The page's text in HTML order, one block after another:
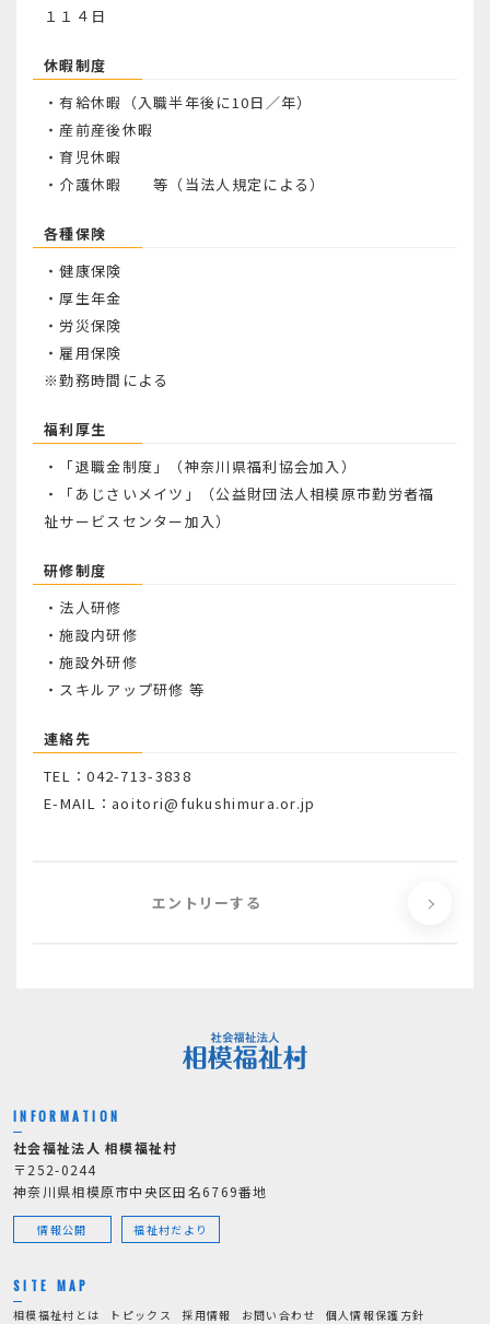
１１４日
休暇制度
・有給休暇（入職半年後に10日／年）
・産前産後休暇
・育児休暇
・介護休暇 等（当法人規定による）
各種保険
・健康保険
・厚生年金
・労災保険
・雇用保険
※勤務時間による
福利厚生
・「退職金制度」（神奈川県福利協会加入）
・「あじさいメイツ」（公益財団法人相模原市勤労者福
祉サービスセンター加入）
研修制度
・法人研修
・施設内研修
・施設外研修
・スキルアップ研修 等
連絡先
TEL：042-713-3838
E-MAIL：aoitori@fukushimura.or.jp
エントリーする
INFORMATION
社会福祉法人 相模福祉村
〒252-0244
神奈川県相模原市中央区田名6769番地
情報公開 福祉村だより
SITE MAP
相模福祉村とは トピックス 採用情報 お問い合わせ 個人情報保護方針